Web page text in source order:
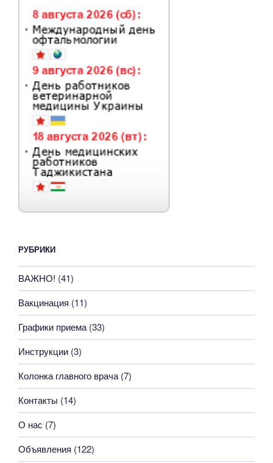
РУБРИКИ
ВАЖНО! (41)
Вакцинация (11)
Графики приема (33)
Инструкции (3)
Колонка главного врача (7)
Контакты (14)
О нас (7)
Объявления (122)